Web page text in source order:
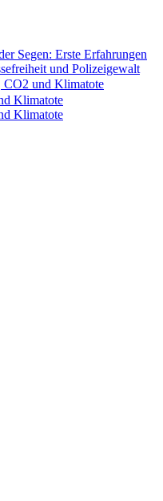
Segen: Erste Erfahrungen
und Polizeigewalt
CO2 und Klimatote
Klimatote
Klimatote